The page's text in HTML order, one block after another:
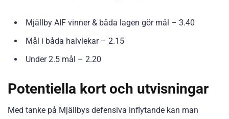
Mjällby AIF vinner & båda lagen gör mål – 3.40
Mål i båda halvlekar – 2.15
Under 2.5 mål – 2.20
Potentiella kort och utvisningar
Med tanke på Mjällbys defensiva inflytande kan man